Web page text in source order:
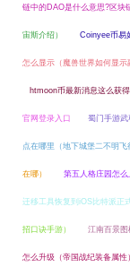
链中的DAO是什么意思?区块
宙斯介绍） Coinyee币易
怎么显示（魔兽世界如何显示
htmoon币最新消息这么获
官网登录入口 蜀门手游武
点在哪里（地下城堡二不明飞
在哪） 第五人格庄园怎么
迁移工具恢复到iOS比特派正
招口诀手游） 江南百景图
怎么升级（帝国战纪装备属性）